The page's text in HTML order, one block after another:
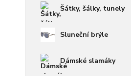
Šátky, šálky, tunely
Sluneční brýle
Dámské slamáky